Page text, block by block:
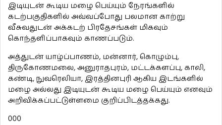
இடியுடன் கூடிய மழை பெய்யும் நேரங்களில்
கடற்பகுதிகளில் அவ்வப்போது பலமான காற்று
வீசுவதுடன் அக்கடற் பிரதேசங்கள் மிகவும்
கொந்தளிப்பாகவும் காணப்படும்.
அத்துடன் யாழ்ப்பாணம், மன்னார், கொழும்பு,
திருகோணமலை, அனுராதபுரம், மட்டக்களப்பு, காலி,
கண்டி, நுவரெலியா, இரத்தினபுரி ஆகிய இடங்களில்
மழை அல்லது இடியுடன் கூடிய மழை பெய்யும் எனவும்
அறிவிக்கப்பட்டுள்ளமை குறிப்பிடத்தக்கது.
000